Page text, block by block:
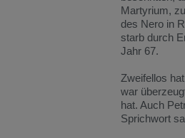
Martyrium,
des Nero in
starb durch
Jahr 67.
Zweifellos
war
hat. Auch
Sprichwort